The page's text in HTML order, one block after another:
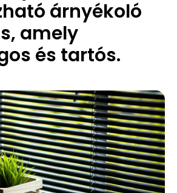
árnyékoló
amely
és tartós.